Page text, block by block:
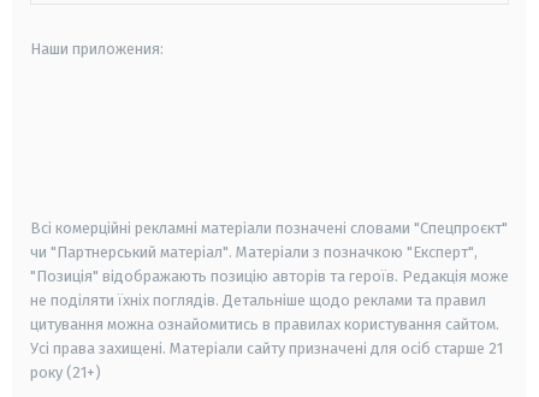
Наши приложения:
Всі комерційні рекламні матеріали позначені словами "Спецпроєкт"
чи "Партнерський матеріал". Матеріали з позначкою "Експерт",
"Позиція" відображають позицію авторів та героїв. Редакція може
не поділяти їхніх поглядів. Детальніше щодо реклами та правил
цитування можна ознайомитись в правилах користування сайтом.
Усі права захищені. Матеріали сайту призначені для осіб старше 21
року (21+)